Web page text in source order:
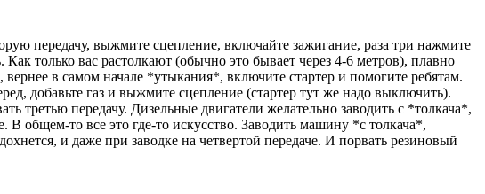
передачу, выжмите сцепление, включайте зажигание, раза три нажмите
только вас растолкают (обычно это бывает через 4-6 метров), плавно
в самом начале *утыкания*, включите стартер и помогите ребятам.
добавьте газ и выжмите сцепление (стартер тут же надо выключить).
третью передачу. Дизельные двигатели желательно заводить с *толкача*,
В общем-то все это где-то искусство. Заводить машину *с толкача*,
и даже при заводке на четвертой передаче. И порвать резиновый